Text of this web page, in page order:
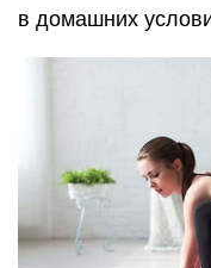
в домашних